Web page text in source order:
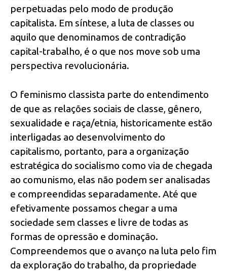
perpetuadas pelo modo de produção
capitalista. Em síntese, a luta de classes ou
aquilo que denominamos de contradição
capital-trabalho, é o que nos move sob uma
perspectiva revolucionária.
O feminismo classista parte do entendimento
de que as relações sociais de classe, gênero,
sexualidade e raça/etnia, historicamente estão
interligadas ao desenvolvimento do
capitalismo, portanto, para a organização
estratégica do socialismo como via de chegada
ao comunismo, elas não podem ser analisadas
e compreendidas separadamente. Até que
efetivamente possamos chegar a uma
sociedade sem classes e livre de todas as
formas de opressão e dominação.
Compreendemos que o avanço na luta pelo fim
da exploração do trabalho, da propriedade